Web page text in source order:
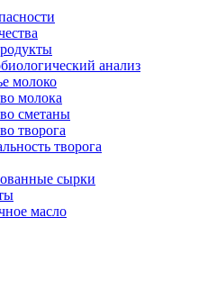
анализ
молоко
молока
сметаны
творога
творога
сырки
масло